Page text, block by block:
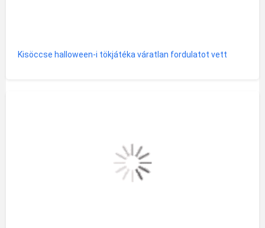
Kisöccse halloween-i tökjátéka váratlan fordulatot vett